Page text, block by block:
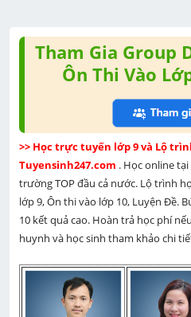
Tham Gia Group
Ôn Thi Vào
>> Học trực tuyến lớp 9 và Lộ
Tuyensinh247.com . Học online
trường TOP đầu cả nước. Lộ trình
lớp 9, Ôn thi vào lớp 10, Luyện Đề.
10 kết quả cao. Hoàn trả học phí
huynh và học sinh tham khảo chi